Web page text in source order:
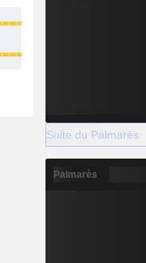
Suite du Palmarès
Palmarès